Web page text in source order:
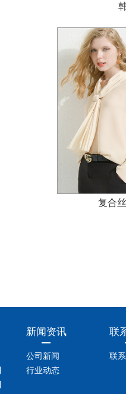
复合
新闻资讯
公司新闻
行业动态
联
联